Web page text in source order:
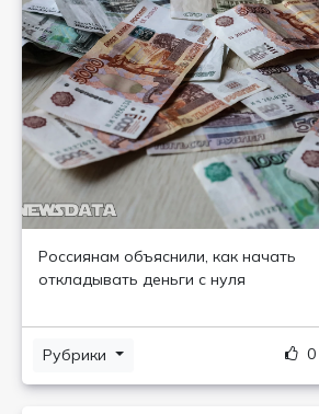
Россиянам объяснили, как начать
откладывать деньги с нуля
Рубрики 0